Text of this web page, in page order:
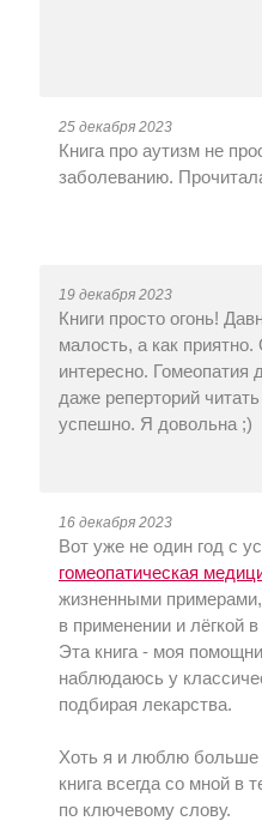
25 декабря 2023
Книга про аутизм не
заболеванию.
19 декабря 2023
Книги просто огонь!
малость, а как
интересно.
даже реперторий
успешно. Я довольна ;)
16 декабря 2023
Вот уже не один год с
гомеопатическая
жизненными
в применении и лёгкой
Эта книга - моя
наблюдаюсь у
подбирая лекарства.
Хоть я и люблю больше
книга всегда со мной
по ключевому слову.